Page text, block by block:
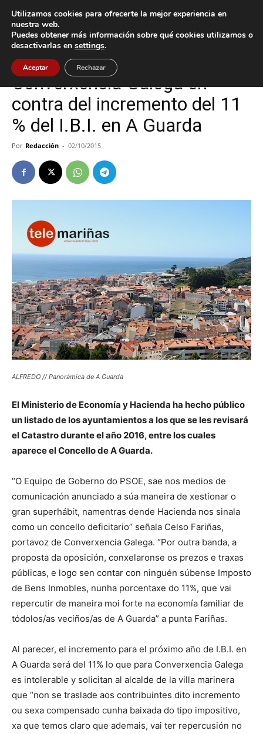
Inicio A Guarda
A Guarda
Converxencia Galega en
contra del incremento del 11
% del I.B.I. en A Guarda
Por Redacción - 02/10/2015
ALFREDO // Panorámica de A Guarda
El Ministerio de Economía y Hacienda ha hecho público
un listado de los ayuntamientos a los que se les revisará
el Catastro durante el año 2016, entre los cuales
aparece el Concello de A Guarda.
“O Equipo de Goberno do PSOE, sae nos medios de
comunicación anunciado a súa maneira de xestionar o
gran superhábit, namentras dende Hacienda nos sinala
como un concello deficitario” señala Celso Fariñas,
portavoz de Converxencia Galega. “Por outra banda, a
proposta da oposición, conxelaronse os prezos e traxas
públicas, e logo sen contar con ninguén súbense Imposto
de Bens Inmobles, nunha porcentaxe do 11%, que vai
repercutir de maneira moi forte na economía familiar de
tódolos/as veciños/as de A Guarda” a punta Fariñas.
Al parecer, el incremento para el próximo año de I.B.I. en
A Guarda será del 11% lo que para Converxencia Galega
es intolerable y solicitan al alcalde de la villa marinera
que “non se traslade aos contribuintes dito incremento
ou sexa compensado cunha baixada do tipo impositivo,
xa que temos claro que ademais, vai ter repercusión no
Utilizamos cookies para ofrecerte la mejor experiencia en
nuestra web.
Puedes obtener más información sobre qué cookies utilizamos o
desactivarlas en settings.
Aceptar Rechazar